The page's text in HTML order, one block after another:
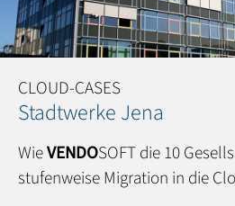
CLOUD-CASES
Stadtwerke Jena
WieVENDOSOFT die 10
stufenweise Migration in die